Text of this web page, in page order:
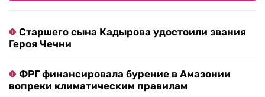
Старшего сына Кадырова удостоили звания
Героя Чечни
ФРГ финансировала бурение в Амазонии
вопреки климатическим правилам